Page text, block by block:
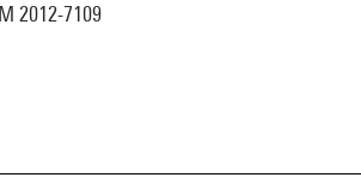
2012-7109